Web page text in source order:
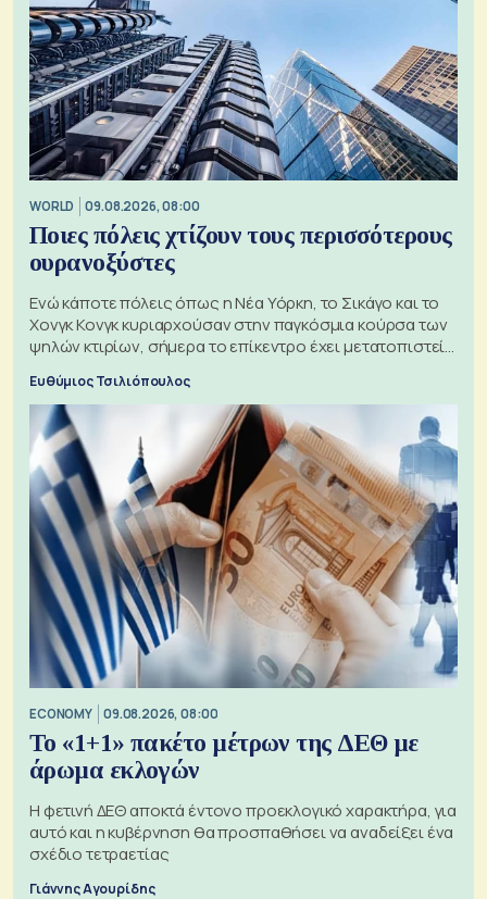
WORLD 09.08.2026, 08:00
Ποιες πόλεις χτίζουν τους περισσότερους
ουρανοξύστες
Ενώ κάποτε πόλεις όπως η Νέα Υόρκη, το Σικάγο και το
Χονγκ Κονγκ κυριαρχούσαν στην παγκόσμια κούρσα των
ψηλών κτιρίων, σήμερα το επίκεντρο έχει μετατοπιστεί
Ευθύμιος Τσιλιόπουλος
ECONOMY 09.08.2026, 08:00
Το «1+1» πακέτο μέτρων της ΔΕΘ με
άρωμα εκλογών
Η φετινή ΔΕΘ αποκτά έντονο προεκλογικό χαρακτήρα, για
αυτό και η κυβέρνηση θα προσπαθήσει να αναδείξει ένα
σχέδιο τετραετίας
Γιάννης Αγουρίδης